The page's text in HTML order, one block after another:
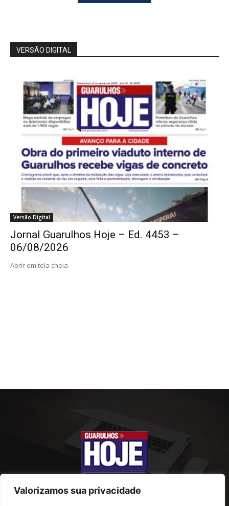
Valorizamos sua privacidade
VERSÃO DIGITAL
Versão Digital
Jornal Guarulhos Hoje – Ed. 4453 –
06/08/2026
Abrir em tela cheia